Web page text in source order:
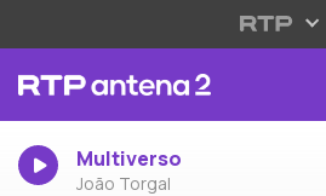
Multiverso
João Torgal